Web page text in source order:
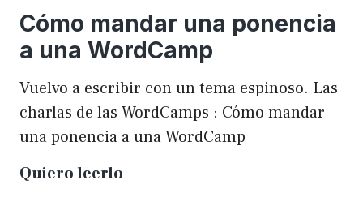
Cómo mandar una ponencia
a una WordCamp
Vuelvo a escribir con un tema espinoso. Las
charlas de las WordCamps : Cómo mandar
una ponencia a una WordCamp
Quiero leerlo